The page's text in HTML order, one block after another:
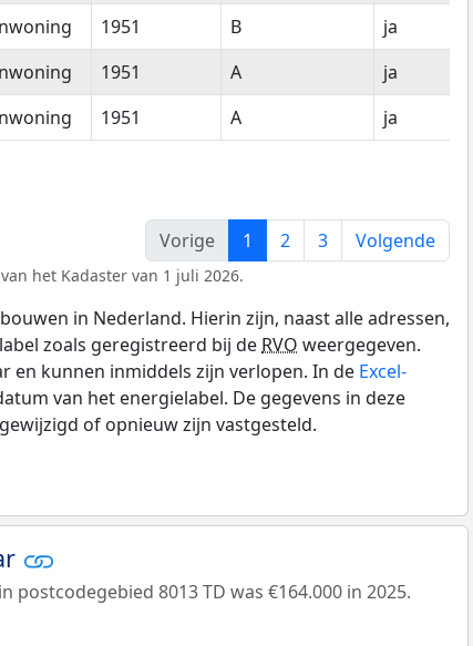
1951 B
ja
1951 A
ja
1951 A ja
Vorige
1 2 3 Volgende
het Kadaster van 1 juli 2026.
in Nederland. Hierin zijn, naast alle adressen,
zoals geregistreerd bij de RVO weergegeven.
en kunnen inmiddels zijn verlopen. In de Excel-
van het energielabel. De gegevens in deze
of opnieuw zijn vastgesteld.
in postcodegebied 8013 TD was €164.000 in 2025.